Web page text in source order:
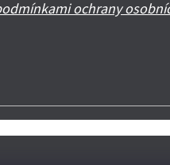
ochrany